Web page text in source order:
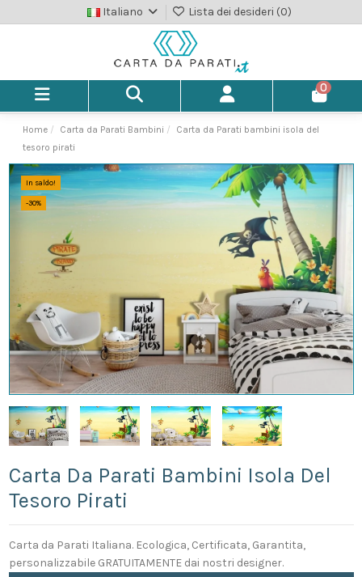
Italiano Lista dei desideri (0)
0
Home Carta da Parati Bambini
Carta da Parati bambini isola del
tesoro pirati
In saldo!
-30%
Carta Da Parati Bambini Isola Del
Tesoro Pirati
Carta da Parati Italiana. Ecologica, Certificata, Garantita,
personalizzabile GRATUITAMENTE dai nostri designer.